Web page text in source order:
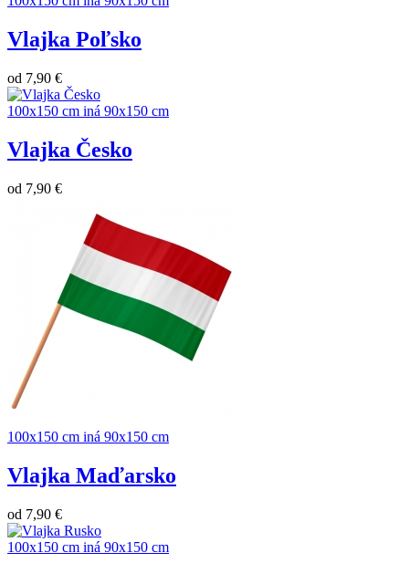
Vlajka Poľsko
od 7,90 €
100x150 cm iná 90x150 cm
Vlajka Česko
od 7,90 €
100x150 cm iná 90x150 cm
Vlajka Maďarsko
od 7,90 €
100x150 cm iná 90x150 cm